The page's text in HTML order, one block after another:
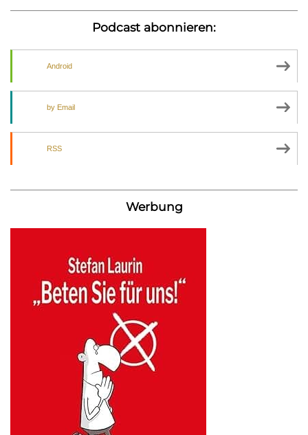
Podcast abonnieren:
Android
by Email
RSS
Werbung